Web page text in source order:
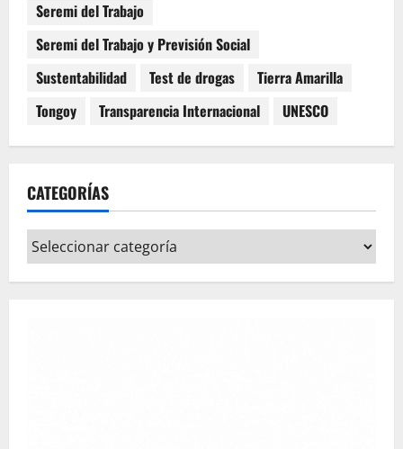
Seremi del Trabajo
Seremi del Trabajo y Previsión Social
Sustentabilidad
Test de drogas
Tierra Amarilla
Tongoy
Transparencia Internacional UNESCO
CATEGORÍAS
Categorías